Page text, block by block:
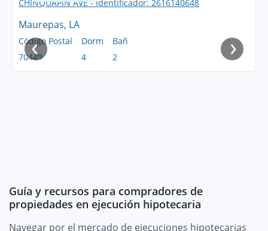
Maurepas, LA
Código Postal
70449
Dorm
4
Bañ
2
‹ ›
Guía y recursos para compradores de
propiedades en ejecución hipotecaria
Navegar por el mercado de ejecuciones hipotecarias